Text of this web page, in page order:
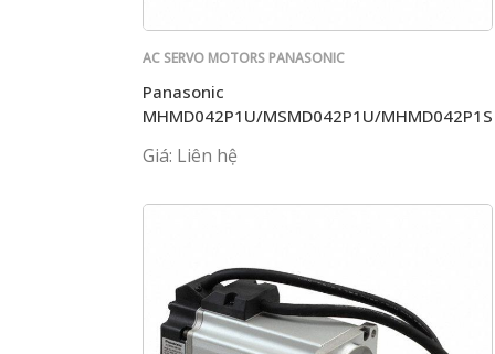
AC SERVO MOTORS PANASONIC
Panasonic
MHMD042P1U/MSMD042P1U/MHMD042P1S
Giá: Liên hệ